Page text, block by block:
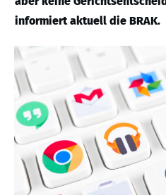
informiert aktuell die BRAK.